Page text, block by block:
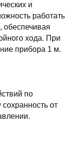
и
работать
обеспечивая
хода. При
прибора 1 м.
по
от